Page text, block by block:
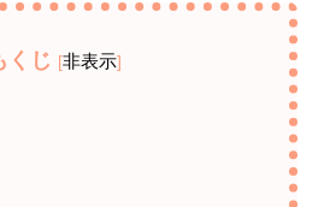
くじ [非表示]